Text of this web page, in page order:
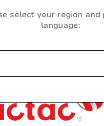
select your region and
language:
Cliente